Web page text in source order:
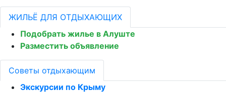
ЖИЛЬЁ ДЛЯ ОТДЫХАЮЩИХ
Подобрать жилье в Алуште
Разместить объявление
Советы отдыхающим
Экскурсии по Крыму